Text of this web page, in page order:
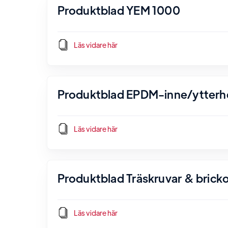
Produktblad YEM 1000
Läs vidare här
Produktblad EPDM-inne/
Läs vidare här
Produktblad Träskruvar &
Läs vidare här